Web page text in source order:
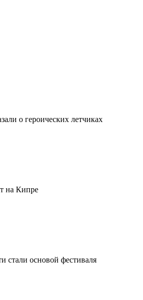
о героических летчиках
на Кипре
стали основой фестиваля